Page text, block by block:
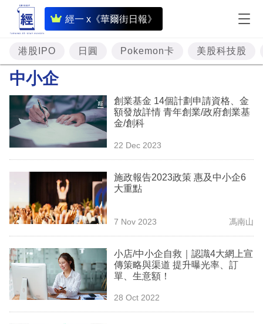
經一 x《華爾街日報》
即
時
財
經
題
資
樓
理
商
業
科
技
港股IPO 日圓 Pokemon卡 美股科技股
中小企
創業基金 14個計劃申請資格、金
額發放詳情 青年創業/政府創業基
金/創科
22 Dec 2023
施政報告2023政策 惠及中小企6
大重點
7 Nov 2023 馮南山
小店/中小企自救｜認識4大網上宣
傳策略與渠道 提升曝光率、訂
單、生意額！
28 Oct 2022